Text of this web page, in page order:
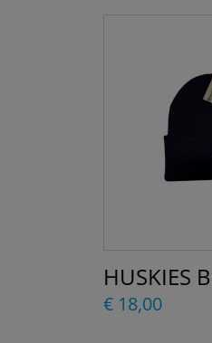
HUSKIES
€ 18,00